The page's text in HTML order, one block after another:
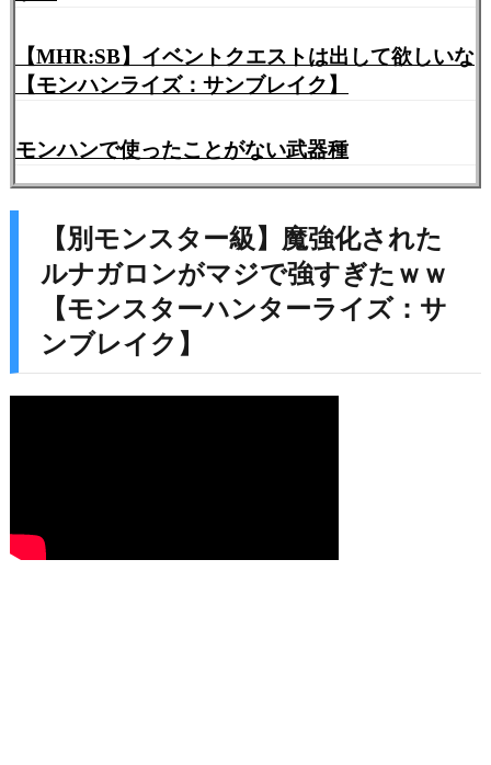
【MHR:SB】イベントクエストは出して欲しいな
【モンハンライズ：サンブレイク】
モンハンで使ったことがない武器種
【別モンスター級】魔強化された
ルナガロンがマジで強すぎたｗｗ
【モンスターハンターライズ：サ
ンブレイク】